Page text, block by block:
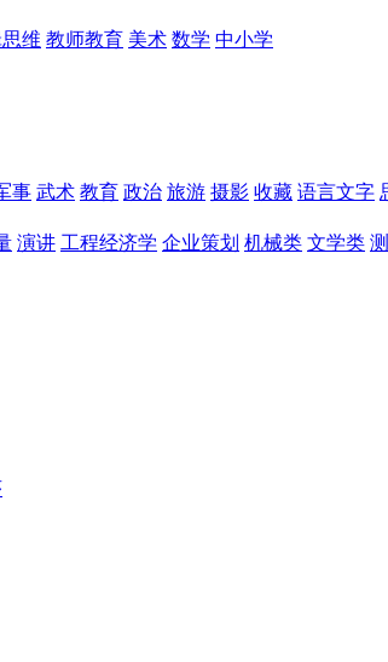
维 教师教育 美术 数学 中小学
事 武术 教育 政治 旅游 摄影 收藏 语言文字
演讲 工程经济学 企业策划 机械类 文学类